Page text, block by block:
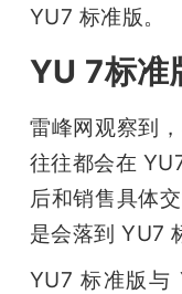
YU7 标准版。
YU 7标准
雷峰网观察到
往往都会在
后和销售具体
是会落到 YU7
YU7 标准版与